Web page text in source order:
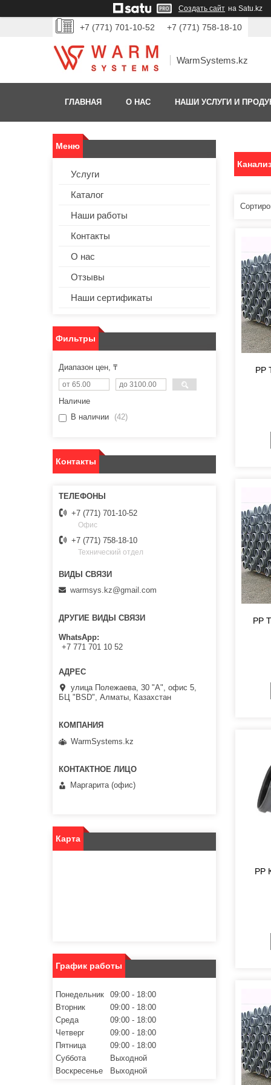
Создать сайт на Satu.kz
+7 (771) 701-10-52 +7 (771) 758-18-10
WarmSystems.kz
ГЛАВНАЯ О НАС НАШИ УСЛУГИ И
PP
PP
PP
Услуги
Каталог
Наши работы
Контакты
О нас
Отзывы
Наши сертификаты
Фильтры
Диапазон цен, ₸
Наличие
В наличии
42
Контакты
+7 (771) 701-10-52
Офис
+7 (771) 758-18-10
Технический отдел
warmsys.kz@gmail.com
ДРУГИЕ ВИДЫ СВЯЗИ
WhatsApp
+7 771 701 10 52
улица Полежаева, 30 "А", офис 5,
БЦ "BSD", Алматы, Казахстан
WarmSystems.kz
Маргарита (офис)
Карта
График работы
Понедельник 09:00
18:00
Вторник
09:00
18:00
Среда
09:00
18:00
Четверг
09:00
18:00
Пятница
09:00
18:00
Суббота
Выходной
Воскресенье
Выходной